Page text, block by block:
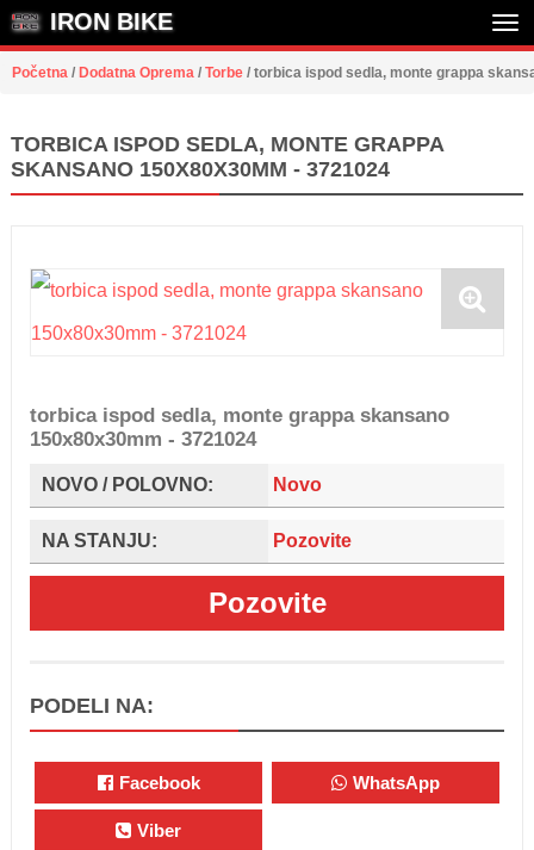
IRON BIKE
Početna / Dodatna Oprema / Torbe / torbica ispod sedla, monte grappa
TORBICA ISPOD SEDLA, MONTE GRAPPA
SKANSANO 150X80X30MM - 3721024
torbica ispod sedla, monte grappa skansano
150x80x30mm - 3721024
NOVO / POLOVNO: Novo
NA STANJU: Pozovite
Pozovite
PODELI NA:
Facebook WhatsApp
Viber